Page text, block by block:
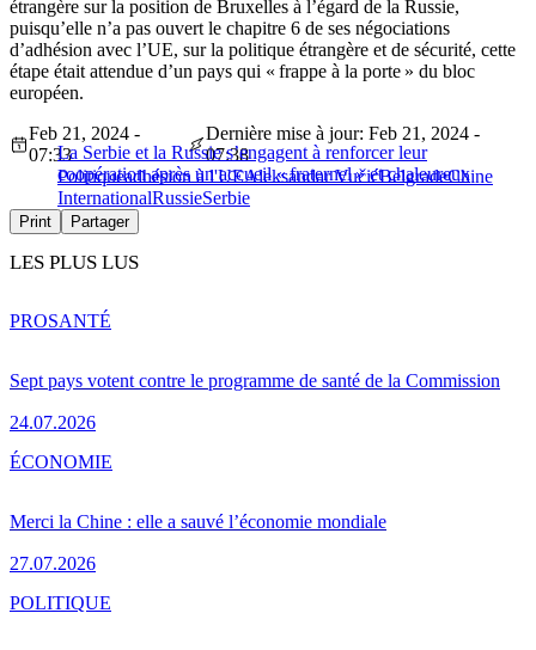
étrangère sur la position de Bruxelles à l’égard de la Russie,
puisqu’elle n’a pas ouvert le chapitre 6 de ses négociations
d’adhésion avec l’UE, sur la politique étrangère et de sécurité, cette
étape était attendue d’un pays qui « frappe à la porte » du bloc
européen.
La Serbie et la Russie s’engagent à renforcer leur
coopération après un accueil « fraternel » et chaleureux
Feb 21, 2024 -
07:33
Dernière mise à jour: Feb 21, 2024 -
07:38
Politiqueadhésion à l'UEAleksandar VučićBelgradeChine
InternationalRussieSerbie
Print Partager
LES PLUS LUS
Sept pays votent contre le programme de santé de la Commission
24.07.2026
PROSANTÉ
Merci la Chine : elle a sauvé l’économie mondiale
27.07.2026
ÉCONOMIE
POLITIQUE